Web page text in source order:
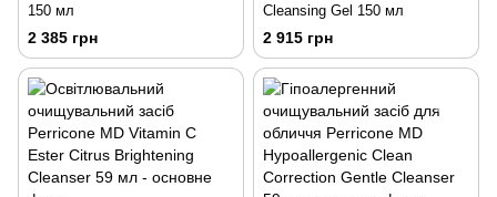
150 мл
2 385 грн
Cleansing Gel 150 мл
2 915 грн